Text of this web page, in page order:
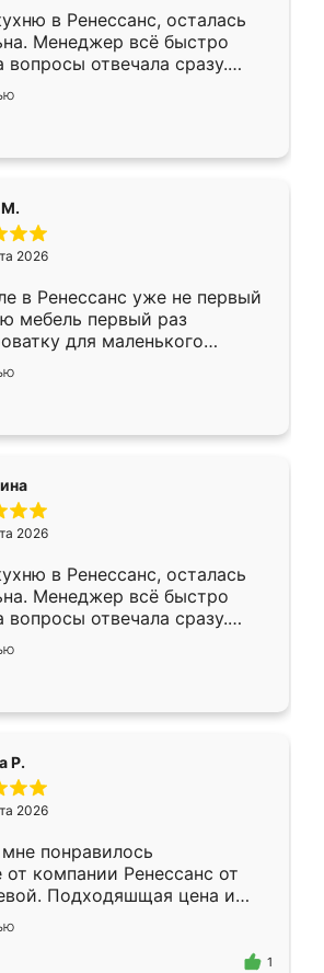
в Ренессанс, осталась
Менеджер всё быстро
вопросы отвечала сразу.
в субботу, подошёл к
ответственностью. Собрали
работали аккуратно, даже
М.
2026
в Ренессанс уже не первый
мебель первый раз
для маленького
рождении ,во второй раз
купе. По качеству очень
достаточно быстрая,
же он более разнообразный.
что-то потребуется из
только здесь.
2026
в Ренессанс, осталась
Менеджер всё быстро
вопросы отвечала сразу.
в субботу, подошёл к
ответственностью. Собрали
работали аккуратно, даже
Р.
2026
понравилось
компании Ренессанс от
Подходяшщая цена и
изготовления. Приехавший
Владислав
моему эскизу самый
1